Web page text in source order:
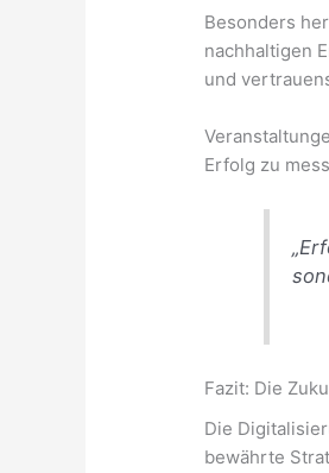
Besonders
nachhaltigen
und
Erfolg zu
Fazit: Die
Die
bewährte